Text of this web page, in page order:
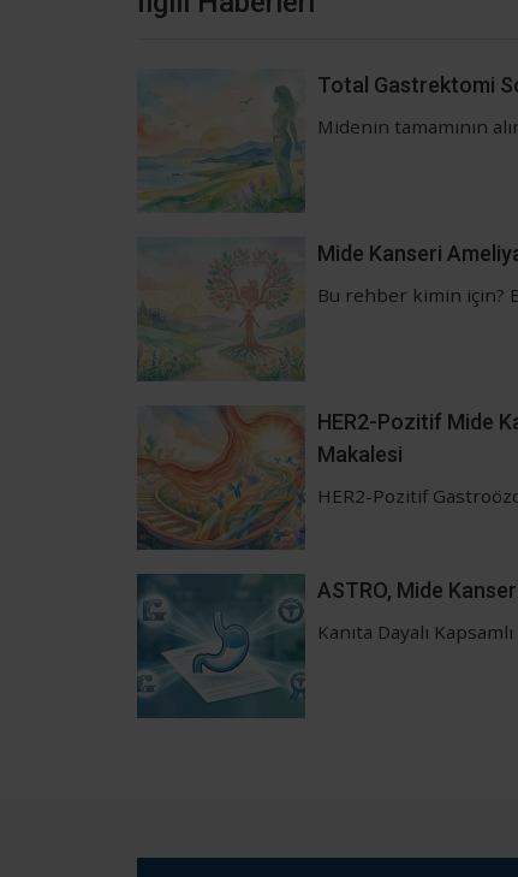
Total Gastrektomi
Midenin tamamının
Mide Kanseri
Bu rehber kimin için?
HER2-Pozitif Mide
Makalesi
HER2-Pozitif
ASTRO, Mide
Kanıta Dayalı